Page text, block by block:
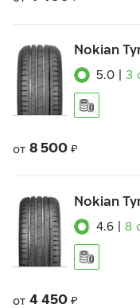
Nokian
5.0 3
от 8 500 ₽
Nokian
4.6 8
от 4 450 ₽